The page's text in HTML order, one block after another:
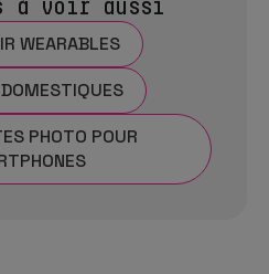
WEARABLES
PHOTO POUR